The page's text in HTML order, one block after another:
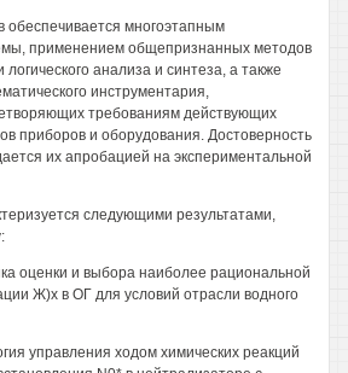
обеспечивается многоэтапным
применением общепризнанных методов
анализа и синтеза, а также
инструментария,
требованиям действующих
приборов и оборудования. Достоверность
их апробацией на экспериментальной
следующими результатами,
оценки и выбора наиболее рациональной
Ж)х в ОГ для условий отрасли водного
управления ходом химических реакций